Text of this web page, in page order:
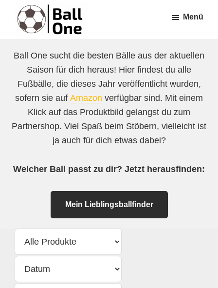
Inhalt
springen
Fußzeile
springen
One
Fußball!
Menü
Ball One sucht die besten Bälle aus der aktuellen
Saison für dich heraus! Hier findest du alle
Fußbälle, die dieses Jahr veröffentlicht wurden,
sofern sie auf Amazon verfügbar sind. Mit einem
Klick auf das Produktbild gelangst du zum
Partnershop. Viel Spaß beim Stöbern, vielleicht ist
ja auch für dich etwas dabei?
Welcher Ball passt zu dir? Jetzt herausfinden:
Mein Lieblingsballfinder